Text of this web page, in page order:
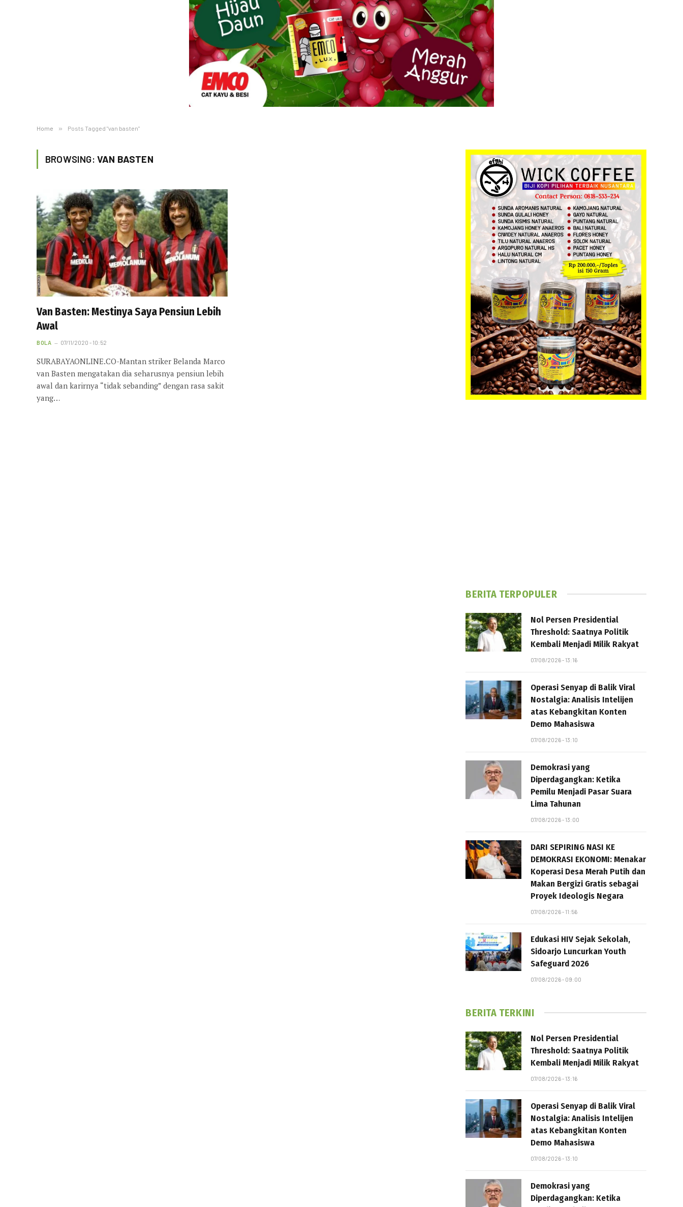
Home » Posts Tagged "van basten"
BROWSING: VAN BASTEN
Van Basten: Mestinya Saya Pensiun Lebih
Awal
BOLA 07/11/2020 - 10:52
SURABAYAONLINE.CO-Mantan striker Belanda Marco
van Basten mengatakan dia seharusnya pensiun lebih
awal dan karirnya “tidak sebanding” dengan rasa sakit
yang…
BERITA TERPOPULER
Nol Persen Presidential
Threshold: Saatnya Politik
Kembali Menjadi Milik Rakyat
07/08/2026 - 13:16
Operasi Senyap di Balik Viral
Nostalgia: Analisis Intelijen
atas Kebangkitan Konten
Demo Mahasiswa
07/08/2026 - 13:10
Demokrasi yang
Diperdagangkan: Ketika
Pemilu Menjadi Pasar Suara
Lima Tahunan
07/08/2026 - 13:00
DARI SEPIRING NASI KE
DEMOKRASI EKONOMI: Menakar
Koperasi Desa Merah Putih dan
Makan Bergizi Gratis sebagai
Proyek Ideologis Negara
07/08/2026 - 11:56
Edukasi HIV Sejak Sekolah,
Sidoarjo Luncurkan Youth
Safeguard 2026
07/08/2026 - 09:00
BERITA TERKINI
Nol Persen Presidential
Threshold: Saatnya Politik
Kembali Menjadi Milik Rakyat
07/08/2026 - 13:16
Operasi Senyap di Balik Viral
Nostalgia: Analisis Intelijen
atas Kebangkitan Konten
Demo Mahasiswa
07/08/2026 - 13:10
Demokrasi yang
Diperdagangkan: Ketika